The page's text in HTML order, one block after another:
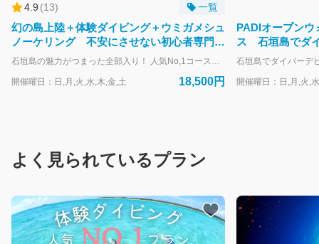
4.9 (13) 一覧
幻の島上陸＋体験ダイビング＋ウミガメシュ
ノーケリング 不安にさせない初心者専門ツ
アー＜写真無料プレゼント＞
石垣島の魅力がつまった全部入り！ 人気No,1コース！ 竹富島と小浜島の中間に位置する有名な観光スポット「幻の島」への上陸と、国立公園に認定されている「石西礁湖」のポイントで体験ダイビングが行えます。 午後からはウミガメを狙って1日で石垣島の素敵な海をご案内していくコースです！ 石垣島の海を1日中感じたい方や、様々な海遊びに挑戦したい方、限られた1日で遊び尽くしたい方、大切な方との最高の時間を長く共有したい方に1番人気のある欲張り贅沢な1日コースになります！ ★ このコースのオススメ内容 ★ ・超人気の絶景スポット！幻の島へ上陸できます。 ・泳げなくても気軽に楽しめる。 ・海のポイントは国立公園にも指定されている日本国内最大のサンゴ礁「石西礁湖」です。 ・一日で体験ダイビングとシュノーケリングを体験できる。 ・複数のポイントを利用するので違った雰囲気のある海を満喫することができる。 ・海況やご予約状況により、1日コースならではの離島遠征で特別なポイントも！
開催曜日：日,月,火,水,木,金,土 18,500円
PADIオープンウ
ス 石垣島でダ
＋2日｜5ダイブ
開催曜日：日,月,火,
よく見られているプラン